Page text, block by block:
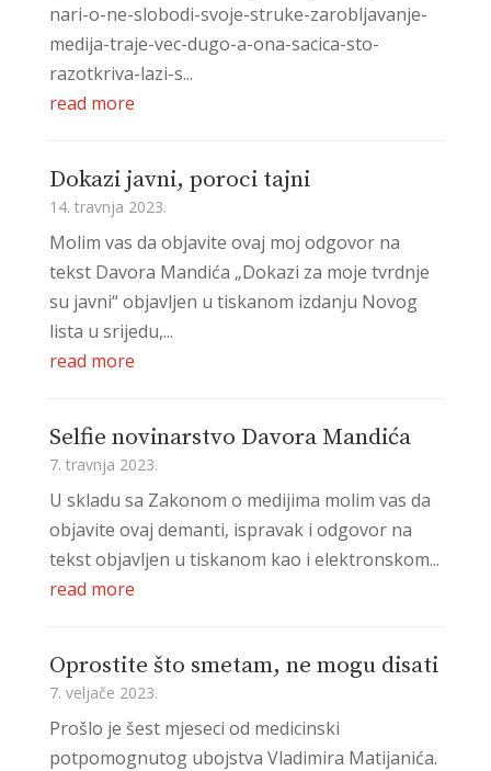
nari-o-ne-slobodi-svoje-struke-zarobljavanje-
medija-traje-vec-dugo-a-ona-sacica-sto-
razotkriva-lazi-s...
read more
Dokazi javni, poroci tajni
14. travnja 2023.
Molim vas da objavite ovaj moj odgovor na
tekst Davora Mandića „Dokazi za moje tvrdnje
su javni“ objavljen u tiskanom izdanju Novog
lista u srijedu,...
read more
Selfie novinarstvo Davora Mandića
7. travnja 2023.
U skladu sa Zakonom o medijima molim vas da
objavite ovaj demanti, ispravak i odgovor na
tekst objavljen u tiskanom kao i elektronskom...
read more
Oprostite što smetam, ne mogu disati
7. veljače 2023.
Prošlo je šest mjeseci od medicinski
potpomognutog ubojstva Vladimira Matijanića.